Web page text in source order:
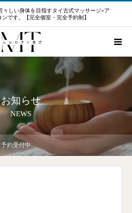
々しい身体を目指すタイ古式マッサージ×ア
です。【完全個室・完全予約制】
お知らせ
NEWS
約受付中